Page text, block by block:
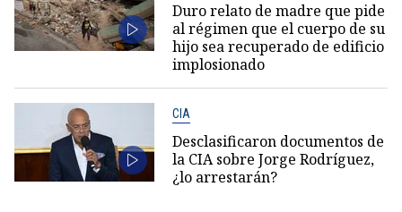
Duro relato de madre que pide
al régimen que el cuerpo de su
hijo sea recuperado de edificio
implosionado
CIA
Desclasificaron documentos de
la CIA sobre Jorge Rodríguez,
¿lo arrestarán?